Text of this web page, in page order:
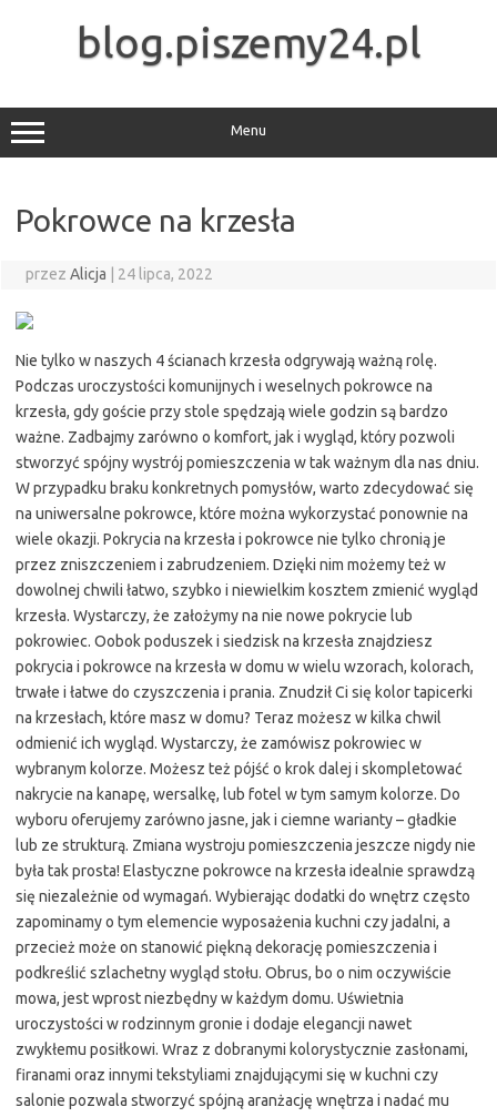
blog.piszemy24.pl
Menu
Pokrowce na krzesła
przez Alicja 24 lipca, 2022
Nie tylko w naszych 4 ścianach krzesła odgrywają ważną rolę.
Podczas uroczystości komunijnych i weselnych pokrowce na
krzesła, gdy goście przy stole spędzają wiele godzin są bardzo
ważne. Zadbajmy zarówno o komfort, jak i wygląd, który pozwoli
stworzyć spójny wystrój pomieszczenia w tak ważnym dla nas dniu.
W przypadku braku konkretnych pomysłów, warto zdecydować się
na uniwersalne pokrowce, które można wykorzystać ponownie na
wiele okazji. Pokrycia na krzesła i pokrowce nie tylko chronią je
przez zniszczeniem i zabrudzeniem. Dzięki nim możemy też w
dowolnej chwili łatwo, szybko i niewielkim kosztem zmienić wygląd
krzesła. Wystarczy, że założymy na nie nowe pokrycie lub
pokrowiec. Oobok poduszek i siedzisk na krzesła znajdziesz
pokrycia i pokrowce na krzesła w domu w wielu wzorach, kolorach,
trwałe i łatwe do czyszczenia i prania. Znudził Ci się kolor tapicerki
na krzesłach, które masz w domu? Teraz możesz w kilka chwil
odmienić ich wygląd. Wystarczy, że zamówisz pokrowiec w
wybranym kolorze. Możesz też pójść o krok dalej i skompletować
nakrycie na kanapę, wersalkę, lub fotel w tym samym kolorze. Do
wyboru oferujemy zarówno jasne, jak i ciemne warianty – gładkie
lub ze strukturą. Zmiana wystroju pomieszczenia jeszcze nigdy nie
była tak prosta! Elastyczne pokrowce na krzesła idealnie sprawdzą
się niezależnie od wymagań. Wybierając dodatki do wnętrz często
zapominamy o tym elemencie wyposażenia kuchni czy jadalni, a
przecież może on stanowić piękną dekorację pomieszczenia i
podkreślić szlachetny wygląd stołu. Obrus, bo o nim oczywiście
mowa, jest wprost niezbędny w każdym domu. Uświetnia
uroczystości w rodzinnym gronie i dodaje elegancji nawet
zwykłemu posiłkowi. Wraz z dobranymi kolorystycznie zasłonami,
firanami oraz innymi tekstyliami znajdującymi się w kuchni czy
salonie pozwala stworzyć spójną aranżację wnętrza i nadać mu